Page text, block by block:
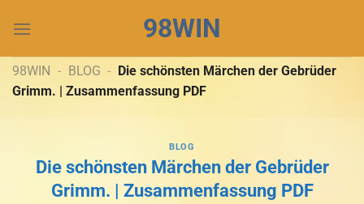
đến
dung
98WIN
98WIN - BLOG - Die schönsten Märchen der Gebrüder
Grimm. | Zusammenfassung PDF
BLOG
Die schönsten Märchen der Gebrüder
Grimm. | Zusammenfassung PDF